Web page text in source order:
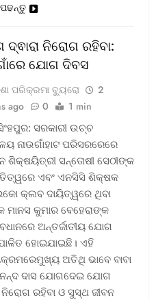
ନିରୋଗ ରହିବା:
ଯୋଗ ଦିବସ
ପରିକ୍ରମା ବ୍ୟୁରୋ
2
ago
0 1 min
ସରକାରୀ ଉଚ୍ଚ
ନାଉଗାଁହାଟ ପରିସରରେରେ
ଶିକ୍ଷୟିତ୍ରୀ ସନ୍ତୋଷୀ ସେଠୀଙ୍କ
ଏବଂ ଏନସିସି ଶିକ୍ଷକ
କ୍ଲବ ଦାୟିତ୍ୱରେ ଥିବା
ମାନସ କୁମାର ବେହେରାଙ୍କ
ଅନ୍ତର୍ଜାତୀୟ ଯୋଗ
ହୋଇଯାଇଛି। ଏହି
ଅତିଥି ଭାବେ ବାବା
ଦାସ ଯୋଗଦେଇ ଯୋଗ
ନିରୋଗ ରହିବା ଓ ସୁସ୍ଥ ଜୀବନ